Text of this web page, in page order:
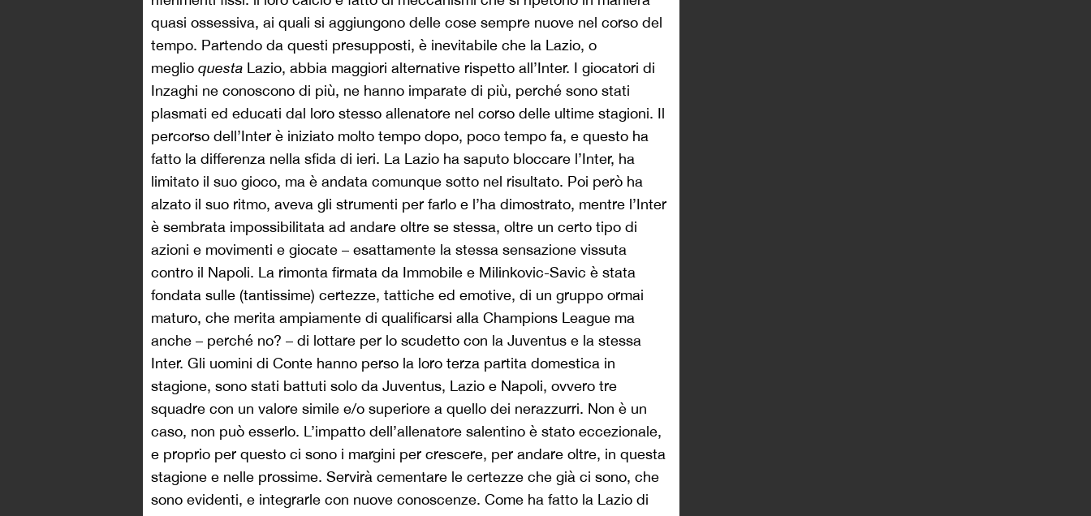
quasi ossessiva, ai quali si aggiungono delle cose sempre nuove nel corso del
tempo. Partendo da questi presupposti, è inevitabile che la Lazio, o
meglio questa Lazio, abbia maggiori alternative rispetto all’Inter. I giocatori di
Inzaghi ne conoscono di più, ne hanno imparate di più, perché sono stati
plasmati ed educati dal loro stesso allenatore nel corso delle ultime stagioni. Il
percorso dell’Inter è iniziato molto tempo dopo, poco tempo fa, e questo ha
fatto la differenza nella sfida di ieri. La Lazio ha saputo bloccare l’Inter, ha
limitato il suo gioco, ma è andata comunque sotto nel risultato. Poi però ha
alzato il suo ritmo, aveva gli strumenti per farlo e l’ha dimostrato, mentre l’Inter
è sembrata impossibilitata ad andare oltre se stessa, oltre un certo tipo di
azioni e movimenti e giocate – esattamente la stessa sensazione vissuta
contro il Napoli. La rimonta firmata da Immobile e Milinkovic-Savic è stata
fondata sulle (tantissime) certezze, tattiche ed emotive, di un gruppo ormai
maturo, che merita ampiamente di qualificarsi alla Champions League ma
anche – perché no? – di lottare per lo scudetto con la Juventus e la stessa
Inter. Gli uomini di Conte hanno perso la loro terza partita domestica in
stagione, sono stati battuti solo da Juventus, Lazio e Napoli, ovvero tre
squadre con un valore simile e/o superiore a quello dei nerazzurri. Non è un
caso, non può esserlo. L’impatto dell’allenatore salentino è stato eccezionale,
e proprio per questo ci sono i margini per crescere, per andare oltre, in questa
stagione e nelle prossime. Servirà cementare le certezze che già ci sono, che
sono evidenti, e integrarle con nuove conoscenze. Come ha fatto la Lazio di